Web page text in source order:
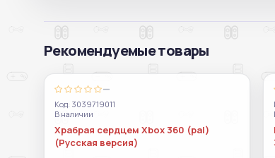
Рекомендуемые товары
—
Код: 3039719011
В наличии
Храбрая сердцем Xbox 360 (pal)
(Русская версия)